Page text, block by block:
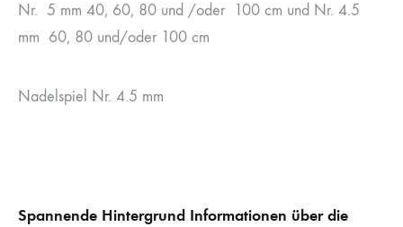
Nr. 5 mm 40, 60, 80 und /oder 100 cm und Nr. 4.5
mm 60, 80 und/oder 100 cm
Nadelspiel Nr. 4.5 mm
Spannende Hintergrund Informationen über die